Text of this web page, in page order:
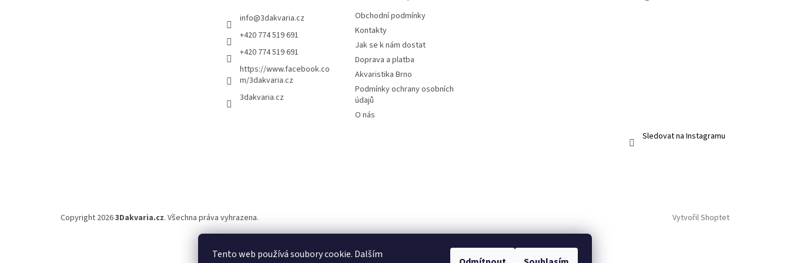
Tento web používá soubory cookie. Dalším
info@3dakvaria.cz
+420 774 519 691
+420 774 519 691
https://www.facebook.co
m/3dakvaria.cz
3dakvaria.cz
Obchodní podmínky
Kontakty
Jak se k nám dostat
Doprava a platba
Akvaristika Brno
Podmínky ochrany osobních
údajů
O nás
Sledovat na Instagramu
Vytvořil Shoptet
Copyright 20263Dakvaria.cz. Všechna práva vyhrazena.